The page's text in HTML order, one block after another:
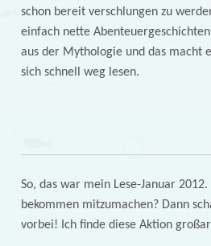
schon bereit verschlungen zu
einfach nette
aus der Mythologie und das macht
sich schnell weg lesen.
So, das war mein Lese-Januar
bekommen mitzumachen? Dann
vorbei! Ich finde diese Aktion